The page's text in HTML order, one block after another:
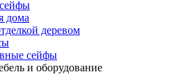
дома
деревом
сейфы
и оборудование